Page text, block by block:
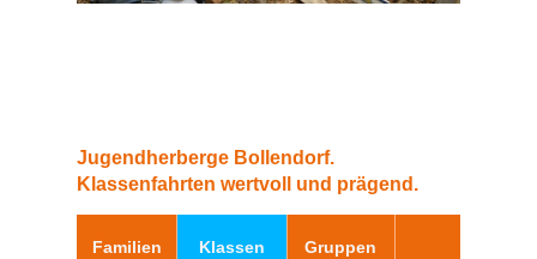
Jugendherberge Bollendorf.
Klassenfahrten wertvoll und prägend.
Familien Klassen Gruppen